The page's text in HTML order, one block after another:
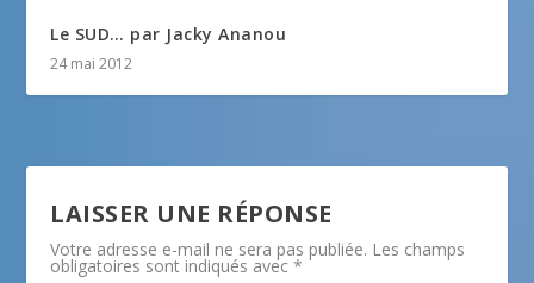
Le SUD… par Jacky Ananou
24 mai 2012
LAISSER UNE RÉPONSE
Votre adresse e-mail ne sera pas publiée. Les champs
obligatoires sont indiqués avec*